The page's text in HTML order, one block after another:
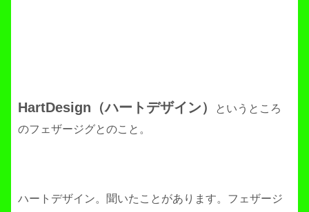
HartDesign（ハートデザイン）
というところ
のフェザージグとのこと。
ハートデザイン。聞いたことがあります。フェザージ